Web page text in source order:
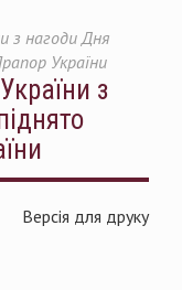
з нагоди Дня
України
з
Версія для друку